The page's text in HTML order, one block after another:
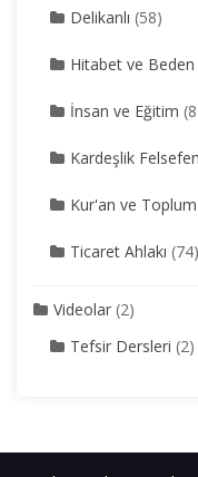
Delikanlı (58)
Hitabet ve Beden
İnsan ve Eğitim
Kardeşlik
Kur'an ve Toplum
Ticaret Ahlakı (74)
Videolar (2)
Tefsir Dersleri (2)